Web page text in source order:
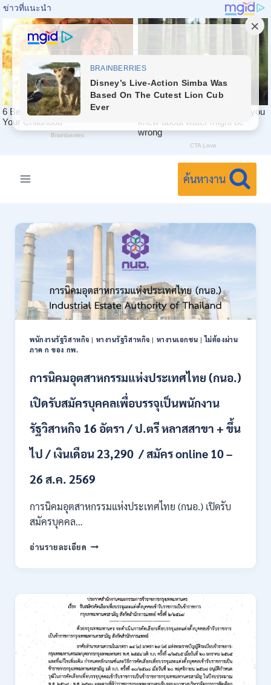
ค้นหางาน
พนักงานรัฐวิสาหกิจ | หางานรัฐวิสาหกิจ | หางานเอกชน |ไม่ต้องผ่าน
ภาค ก ของ กพ.
การนิคมอุตสาหกรรมแห่งประเทศไทย (กนอ.)
เปิดรับสมัครบุคคลเพื่อบรรจุเป็นพนักงาน
รัฐวิสาหกิจ 16 อัตรา / ป.ตรี หลาสสาขา + ขึ้น
ไป / เงินเดือน 23,290 / สมัคร online 10 –
26 ส.ค. 2569
การนิคมอุตสาหกรรมแห่งประเทศไทย (กนอ.) เปิดรับ
สมัครบุคคล…
อ่านรายละเอียด การ
อุตสาหกรรม
ประเทศไทย
(กนอ.)
เปิด
รับ
สมัคร
บุคคล
เพื่อ
บรรจุ